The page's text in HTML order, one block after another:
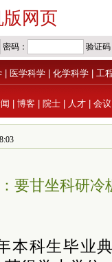
网页
医学科学 化学科学 工
博客 院士 人才 会议
要甘坐科研冷
本科生毕业